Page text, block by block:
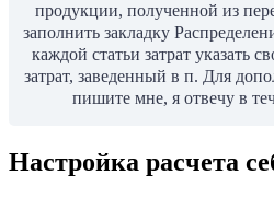
продукции, полученной из
заполнить закладку
каждой статьи затрат указать
затрат, заведенный в п. Для
пишите мне, я отвечу в
Настройка расчета